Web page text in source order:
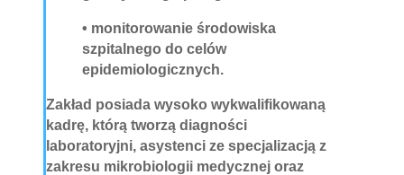
• monitorowanie środowiska
szpitalnego do celów
epidemiologicznych.
Zakład posiada wysoko wykwalifikowaną
kadrę, którą tworzą diagności
laboratoryjni, asystenci ze specjalizacją z
zakresu mikrobiologii medycznej oraz